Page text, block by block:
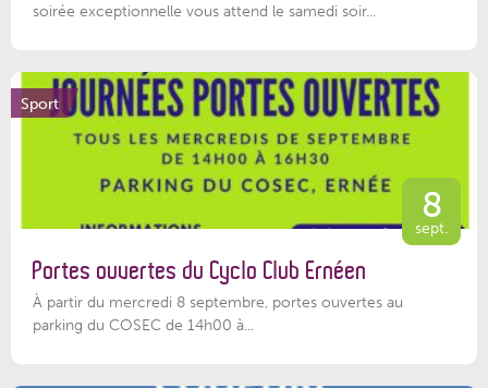
soirée exceptionnelle vous attend le samedi soir...
Sport
8
sept.
Portes ouvertes du Cyclo Club Ernéen
À partir du mercredi 8 septembre, portes ouvertes au
parking du COSEC de 14h00 à...